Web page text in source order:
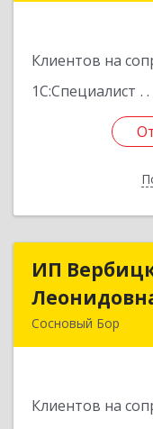
Клиентов на
1С:Специалист
ИП
Сосновый Бор
Клиентов на